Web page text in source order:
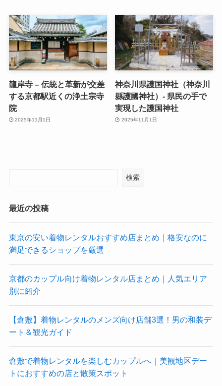
龍岸寺 – 伝統と革新が交差
する京都駅近くの浄土宗寺
院
2025年11月1日
神奈川県護国神社（神奈川
縣護國神社）- 県民の手で
実現した護国神社
2025年11月1日
検索
最近の投稿
東京の安い着物レンタルおすすめ店まとめ｜格安なのに
満足できるショップを厳選
京都のカップル向け着物レンタル店まとめ｜人気エリア
別に紹介
【倉敷】着物レンタルのメンズ向け店舗3選！男の和装デ
ート＆観光ガイド
倉敷で着物レンタルを楽しむカップルへ｜美観地区デー
トにおすすめの店と散策スポット